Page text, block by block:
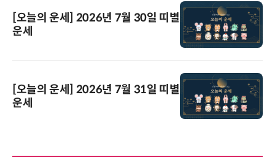
[오늘의 운세] 2026년 7월 30일 띠별
운세
[오늘의 운세] 2026년 7월 31일 띠별
운세